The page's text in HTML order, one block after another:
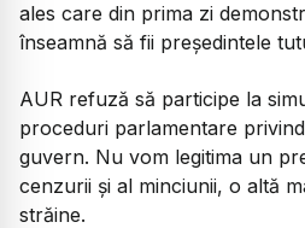
ales care din prima zi
înseamnă să fii președintele
AUR refuză să participe la
proceduri parlamentare
guvern. Nu vom legitima un
cenzurii și al minciunii, o altă
străine.